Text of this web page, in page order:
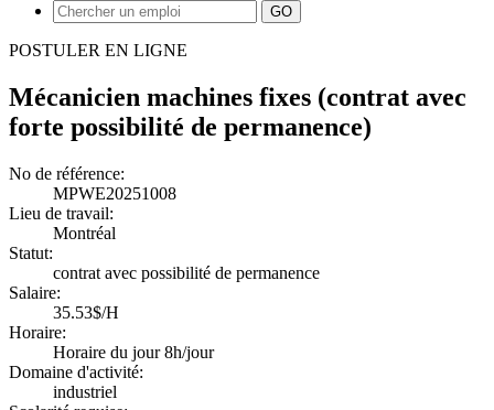
POSTULER EN LIGNE
Mécanicien machines fixes (contrat avec
forte possibilité de permanence)
No de référence:
MPWE20251008
Lieu de travail:
Montréal
Statut:
contrat avec possibilité de permanence
Salaire:
35.53$/H
Horaire:
Horaire du jour 8h/jour
Domaine d'activité:
industriel